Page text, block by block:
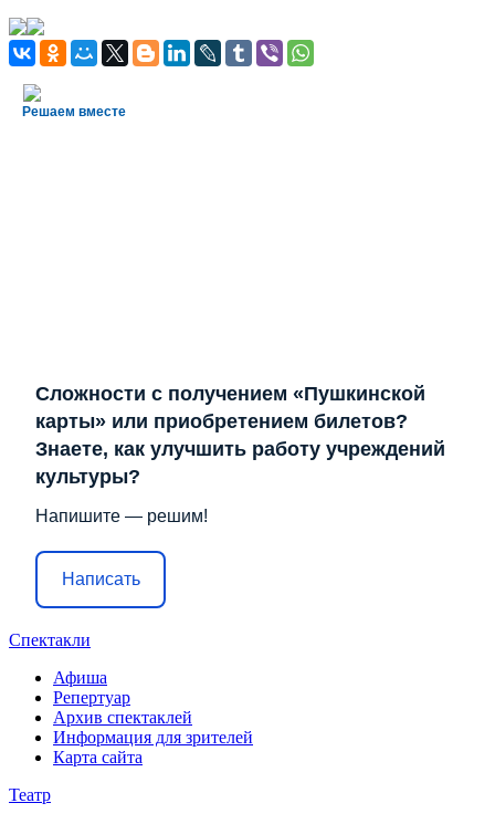
Решаем вместе
Сложности с получением «Пушкинской
карты» или приобретением билетов?
Знаете, как улучшить работу учреждений
культуры?
Напишите — решим!
Написать
Спектакли
Афиша
Репертуар
Архив спектаклей
Информация для зрителей
Карта сайта
Театр